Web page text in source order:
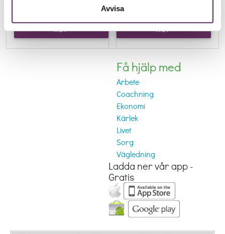
Avvisa
KÖP
SAMTALSTID
KÖP
SAMTALSTID
Få hjälp med
Arbete
Coachning
Ekonomi
Kärlek
Livet
Sorg
Vägledning
Ladda ner vår app -
Gratis